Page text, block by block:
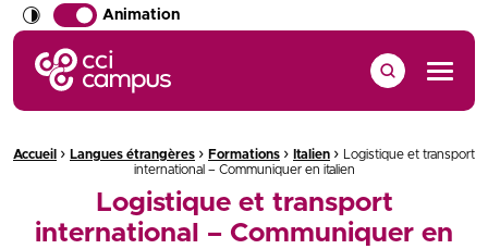
Animation
CCI Campus La formation qui vous ressemble
Menu
Fil d'Ariane :
Accueil › Langues étrangères › Formations › Italien ›
Logistique et transport
international – Communiquer en italien
Logistique et transport
international – Communiquer en